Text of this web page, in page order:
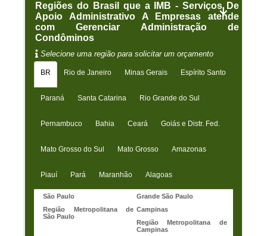
Regiões do Brasil que a IMB - Serviços De
Apoio Administrativo A Empresas atende
com Gerenciar Administração de
Condôminos
Selecione uma região para solicitar um orçamento
BR Rio de Janeiro Minas Gerais Espírito Santo
Paraná Santa Catarina Rio Grande do Sul
Pernambuco Bahia Ceará Goiás e Distr. Fed.
Mato Grosso do Sul Mato Grosso Amazonas
Piauí Pará Maranhão Alagoas
São Paulo
Grande São Paulo
Região Metropolitana de
São Paulo
Campinas
Região Metropolitana de
Campinas